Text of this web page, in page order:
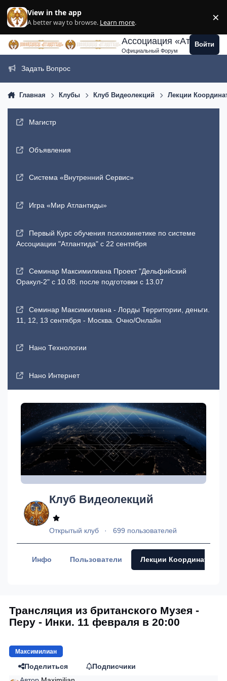
View in the app
A better way to browse. Learn more. ×
Ассоциация
Официальный Форум
Войти
Задать Вопрос
Главная Клубы Клуб Видеолекций Лекции
Магистр
Объявления
Система «Внутренний Сервис»
Игра «Мир Атлантиды»
Первый Курс обучения психокинетике по системе
Ассоциации "Атлантида" с 22 сентября
Семинар Максимилиана Проект "Дельфийский
Оракул-2" с 10.08. после подготовки с 13.07
Семинар Максимилиана - Лорды Территории, деньги.
11, 12, 13 сентября - Москва. Очно/Онлайн
Нано Технологии
Нано Интернет
Клуб Видеолекций
Открытый клуб 699 пользователей
Инфо Пользователи Лекции Координаторов
Трансляция из британского Музея -
Перу - Инки. 11 февраля в 20:00
Максимилиан
Поделиться
Подписчики